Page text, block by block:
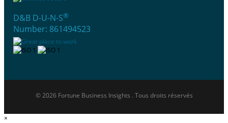
D&B D-U-N-S®
Number: 861494523
© 2026 Fortune Business Insights . Tous droits réservés
×